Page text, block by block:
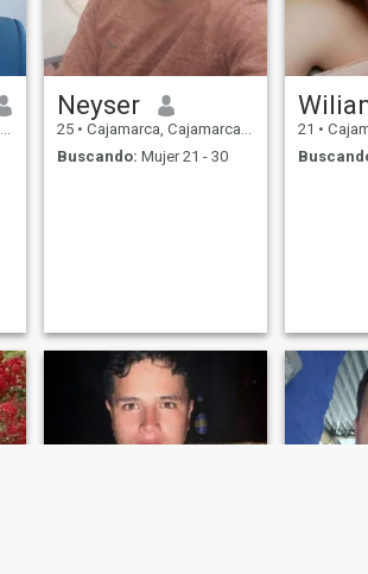
Neyser
25 • Cajamarca, Cajamarca, Perú
Buscando: Mujer 21 - 30
21 •